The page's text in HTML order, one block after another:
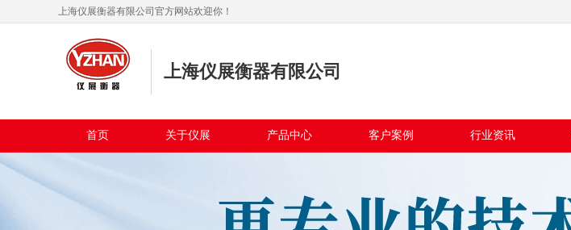
上海仪展衡器有限公司官方网站欢迎你！
上海仪展衡器有限公司
首页 关于仪展 产品中心 客户案例 行业资讯